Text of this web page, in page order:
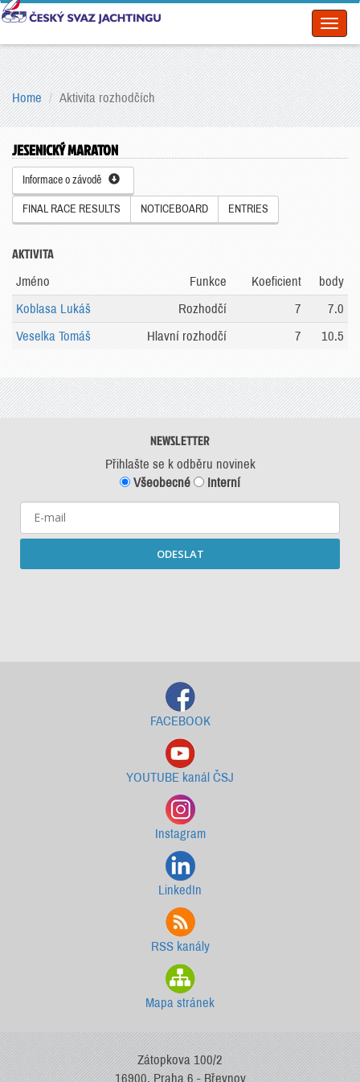
Home Aktivita rozhodčích
JESENICKÝ MARATON
Informace o závodě
FINAL RACE RESULTS NOTICEBOARD ENTRIES
AKTIVITA
Jméno Funkce Koeficient
body
Koblasa Lukáš
Rozhodčí 7
7.0
Veselka Tomáš
Hlavní rozhodčí 7 10.5
NEWSLETTER
Přihlašte se k odběru novinek
Všeobecné
Interní
ODESLAT
FACEBOOK
YOUTUBE kanál ČSJ
Instagram
LinkedIn
RSS kanály
Mapa stránek
Zátopkova 100/2
16900, Praha 6 - Břevnov